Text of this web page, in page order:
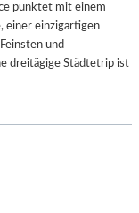
punktet mit einem
einer einzigartigen
und
dreitägige Städtetrip ist